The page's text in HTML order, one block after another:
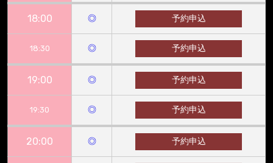
18:00 ◎ 予約申込
18:30 ◎ 予約申込
19:00 ◎ 予約申込
19:30 ◎ 予約申込
20:00 ◎ 予約申込